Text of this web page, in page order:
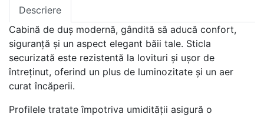
Descriere
Cabină de duș modernă, gândită să aducă confort,
siguranță și un aspect elegant băii tale. Sticla
securizată este rezistentă la lovituri și ușor de
întreținut, oferind un plus de luminozitate și un aer
curat încăperii.
Profilele tratate împotriva umidității asigură o